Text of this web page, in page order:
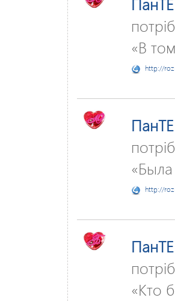
«В
http://
http://
«Кто